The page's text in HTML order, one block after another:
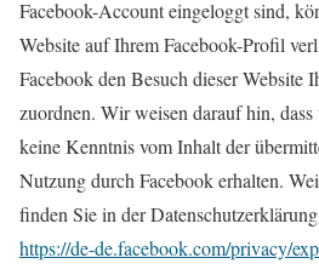
Facebook-Account eingeloggt sind,
Website auf Ihrem Facebook-Profil
Facebook den Besuch dieser Website
zuordnen. Wir weisen darauf hin,
keine Kenntnis vom Inhalt der
Nutzung durch Facebook erhalten.
finden Sie in der
https://de-de.facebook.com/privacy/